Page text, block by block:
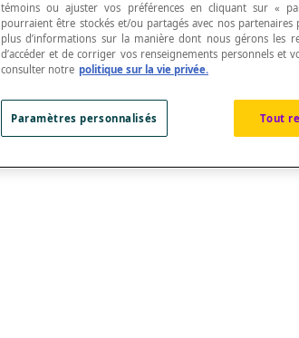
témoins ou ajuster vos préférences en cliquant sur «
pourraient être stockés et/ou partagés avec nos
plus d’informations sur la manière dont nous gérons les
d’accéder et de corriger vos renseignements personnels
consulter notre politique sur la vie privée.
Tout
Paramètres personnalisés